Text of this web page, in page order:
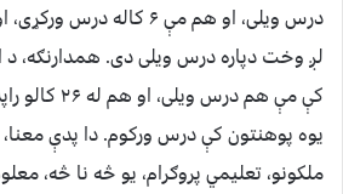
درس ویلی، او هم مې ۶ کاله
لږ وخت دپاره درس ویلی دی. همدارنګه، د
کې مې هم درس
ملکونو، تعلیمي پروګرام، یو څه نا څه،